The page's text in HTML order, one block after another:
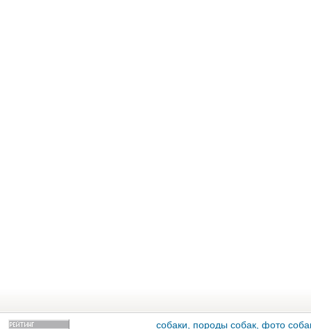
собаки, породы собак, фото